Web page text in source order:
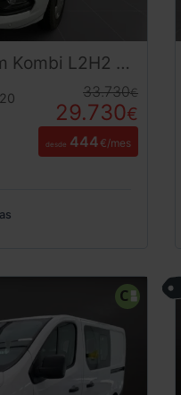
Kombi L2H2 Trend 2.0 | 9 Plazas | Desde 444€/mes
33.730€
29.730€
desde 444€/mes